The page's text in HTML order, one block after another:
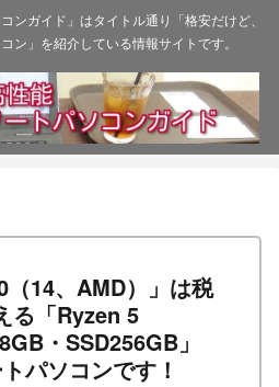
ンガイド」はタイトル通り「格安だけど、
ン」を紹介している情報サイトです。
（14、AMD）」は税
る「Ryzen 5
・SSD256GB」
パソコンです！